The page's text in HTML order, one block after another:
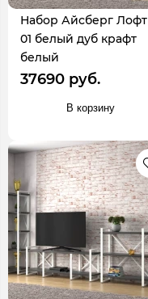
Набор Айсберг Лофт
01 белый дуб крафт
белый
37690 руб.
В корзину